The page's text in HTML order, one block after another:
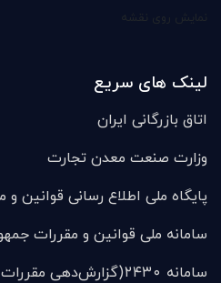
لینک های سریع
اتاق بازرگانی ایران
وزارت صنعت معدن تجارت
پایگاه ملی اطلاع رسانی قوانین
سامانه ملی قوانين و مقررات
سامانه ۲۴۳۰(گزارش‌دهی مقررات خلق الساعه)